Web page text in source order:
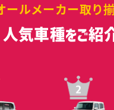
ールメーカー取り
人気車種をご紹